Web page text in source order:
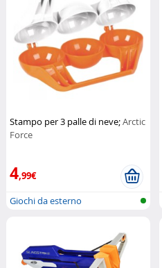
Stampo per 3 palle di neve;Arctic
Force
4,99€
Giochi da esterno